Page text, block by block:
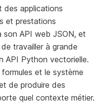
des applications
et prestations
son API web JSON, et
travailler à grande
API Python vectorielle.
et le système
de produire des
quel contexte métier.